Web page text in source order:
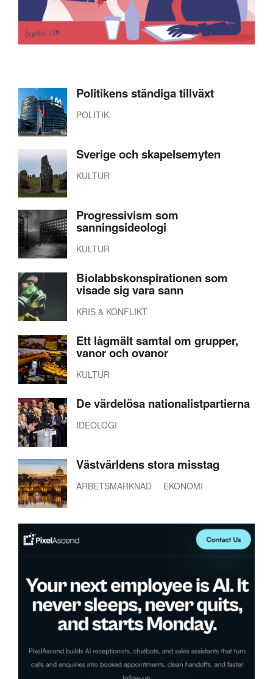
Politikens ständiga tillväxt
POLITIK
Sverige och skapelsemyten
KULTUR
Progressivism som
sanningsideologi
KULTUR
Biolabbskonspirationen som
visade sig vara sann
KRIS & KONFLIKT
Ett lågmält samtal om grupper,
vanor och ovanor
KULTUR
De värdelösa nationalistpartierna
IDEOLOGI
Västvärldens stora misstag
ARBETSMARKNAD EKONOMI